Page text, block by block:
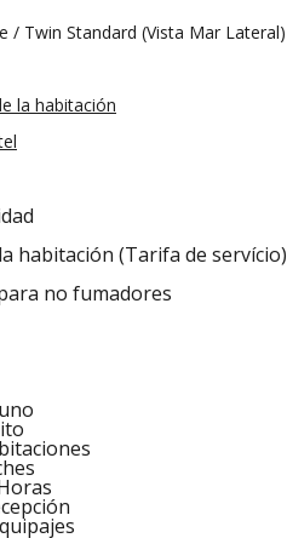
/ Twin Standard (Vista Mar Lateral)
la habitación
habitación (Tarifa de servício)
no fumadores